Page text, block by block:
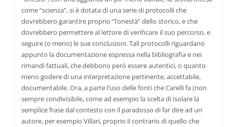
come “scienza”, si è dotata di una serie di protocolli che
dovrebbero garantire proprio “l’onestà” dello storico, e che
dovrebbero permettere al lettore di verificare il suo percorso, e
seguire (o meno) le sue conclusioni. Tali protocolli riguardano
appunto la documentazione espressa nella bibliografia e nei
rimandi fattuali, che debbono però essere autentici, o quanto
meno godere di una interpretazione pertinente, accettabile,
documentabile. Ora, a parte l’uso delle fonti che Carelli fa (non
sempre condivisibile, come ad esempio la scelta di isolare la
semplice frase dal contesto con il paradosso di far dire ad un
autore, per esempio Villari, proprio il contrario di quello che